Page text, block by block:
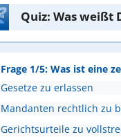
Quiz: Was weißt
Frage 1/5: Was ist eine
Gesetze zu erlassen
Mandanten rechtlich zu
Gerichtsurteile zu